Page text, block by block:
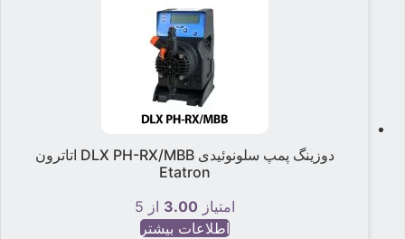
دوزینگ پمپ سلونوئیدی DLX PH-RX/MBB اتاترون
Etatron
امتیاز 3.00 از 5
اطلاعات بیشتر